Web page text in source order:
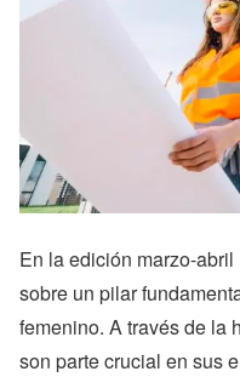
En la edición marzo-
sobre un pilar
femenino. A través de la
son parte crucial en sus